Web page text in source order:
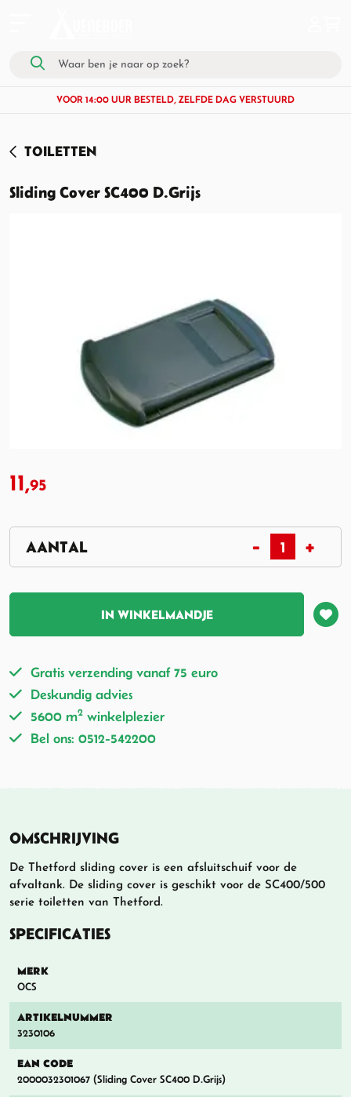
VOOR 14:00 UUR BESTELD, ZELFDE DAG VERSTUURD
TOILETTEN
Sliding Cover SC400 D.Grijs
11,95
IN WINKELMANDJE
Gratis verzending vanaf 75 euro
Deskundig advies
5600 m2 winkelplezier
Bel ons: 0512-542200
OMSCHRIJVING
De Thetford sliding cover is een afsluitschuif voor de
afvaltank. De sliding cover is geschikt voor de SC400/500
serie toiletten van Thetford.
SPECIFICATIES
MERK
OCS
ARTIKELNUMMER
3230106
EAN CODE
2000032301067 (Sliding Cover SC400 D.Grijs)